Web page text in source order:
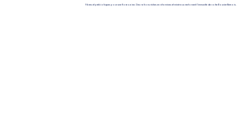
Fibres et prébiotiques pour une flore saine. Des rations riches en vitamines et minéraux renforcent l’immunité de votre Bouvier Bernois.